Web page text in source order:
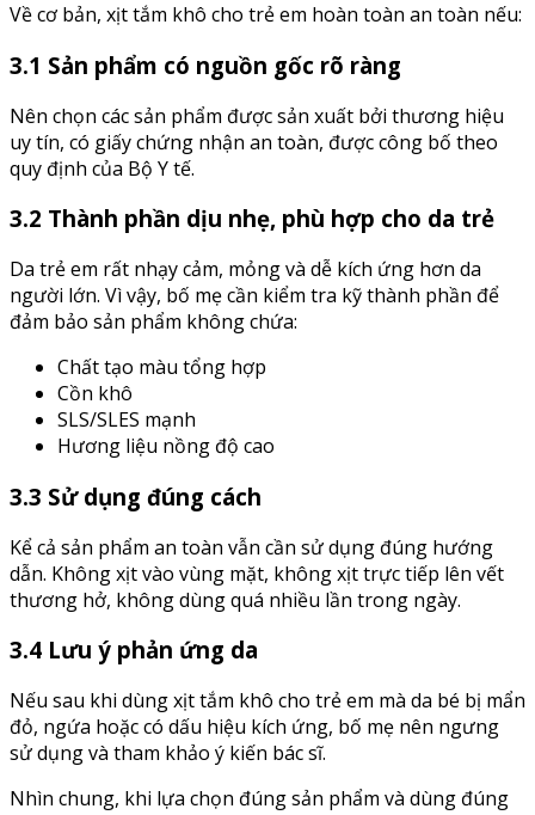
Về cơ bản, xịt tắm khô cho trẻ em hoàn toàn an toàn nếu:
3.1 Sản phẩm có nguồn gốc rõ ràng
Nên chọn các sản phẩm được sản xuất bởi thương hiệu
uy tín, có giấy chứng nhận an toàn, được công bố theo
quy định của Bộ Y tế.
3.2 Thành phần dịu nhẹ, phù hợp cho da trẻ
Da trẻ em rất nhạy cảm, mỏng và dễ kích ứng hơn da
người lớn. Vì vậy, bố mẹ cần kiểm tra kỹ thành phần để
đảm bảo sản phẩm không chứa:
Chất tạo màu tổng hợp
Cồn khô
SLS/SLES mạnh
Hương liệu nồng độ cao
3.3 Sử dụng đúng cách
Kể cả sản phẩm an toàn vẫn cần sử dụng đúng hướng
dẫn. Không xịt vào vùng mặt, không xịt trực tiếp lên vết
thương hở, không dùng quá nhiều lần trong ngày.
3.4 Lưu ý phản ứng da
Nếu sau khi dùng xịt tắm khô cho trẻ em mà da bé bị mẩn
đỏ, ngứa hoặc có dấu hiệu kích ứng, bố mẹ nên ngưng
sử dụng và tham khảo ý kiến bác sĩ.
Nhìn chung, khi lựa chọn đúng sản phẩm và dùng đúng